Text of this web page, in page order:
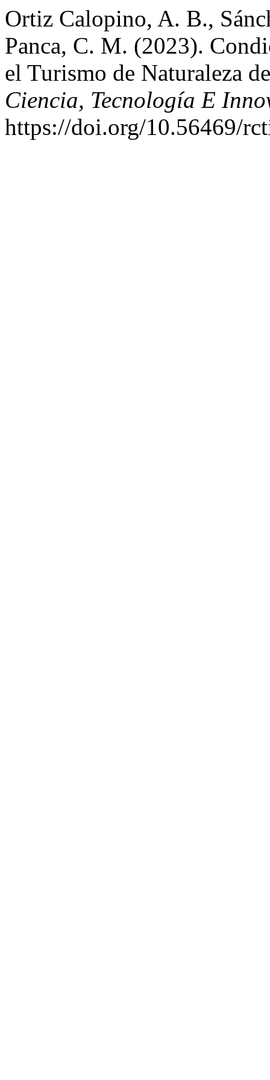
Ortiz Calopino, A. B.,
Panca, C. M. (2023).
el Turismo de Naturaleza
Ciencia, Tecnología E
https://doi.org/10.56469/